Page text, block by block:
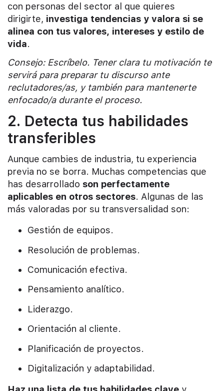
con personas del sector al que quieres
dirigirte, investiga tendencias y valora si se
alinea con tus valores, intereses y estilo de
vida.
Consejo: Escríbelo. Tener clara tu motivación te
servirá para preparar tu discurso ante
reclutadores/as, y también para mantenerte
enfocado/a durante el proceso.
2. Detecta tus habilidades
transferibles
Aunque cambies de industria, tu experiencia
previa no se borra. Muchas competencias que
has desarrollado son perfectamente
aplicables en otros sectores. Algunas de las
más valoradas por su transversalidad son:
Gestión de equipos.
Resolución de problemas.
Comunicación efectiva.
Pensamiento analítico.
Liderazgo.
Orientación al cliente.
Planificación de proyectos.
Digitalización y adaptabilidad.